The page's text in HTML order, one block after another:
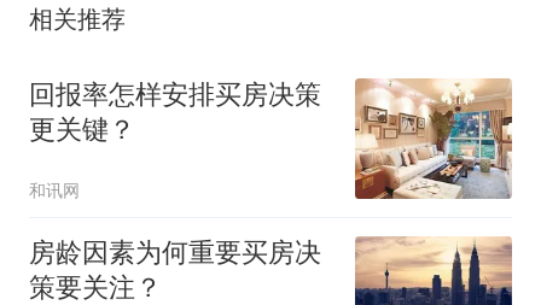
相关推荐
回报率怎样安排买房决策
更关键？
和讯网
房龄因素为何重要买房决
策要关注？